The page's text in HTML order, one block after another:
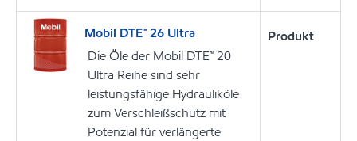
Mobil DTE™ 26 Ultra
Die Öle der Mobil DTE™ 20
Ultra Reihe sind sehr
leistungsfähige Hydrauliköle
zum Verschleißschutz mit
Potenzial für verlängerte
Produkt